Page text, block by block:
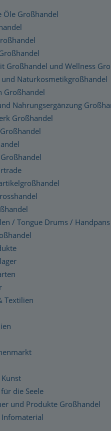
Versand
Sortiment
Sortiment
Essenzen
Öle Großhandel
Großhandel und Wellness
und Naturkosmetikgroßhandel
Großhandel
Nahrungsergänzung
Großhandel
/ Tongue Drums /
Textilien
die Seele
und Produkte Großhandel